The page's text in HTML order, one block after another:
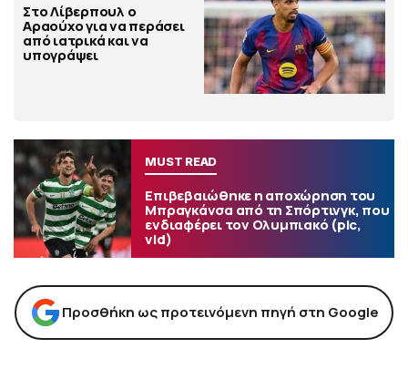
Στο Λίβερπουλ ο
Αραούχο για να περάσει
από ιατρικά και να
υπογράψει
MUST READ
Επιβεβαιώθηκε η αποχώρηση του
Μπραγκάνσα από τη Σπόρτινγκ, που
ενδιαφέρει τον Ολυμπιακό (pic,
vid)
Προσθήκη ως προτεινόμενη πηγή στη Google